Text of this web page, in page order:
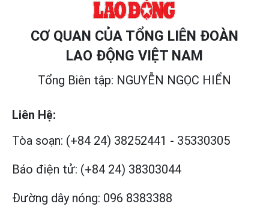
CƠ QUAN CỦA TỔNG LIÊN ĐOÀN
LAO ĐỘNG VIỆT NAM
Tổng Biên tập: NGUYỄN NGỌC HIỂN
Liên Hệ:
Tòa soạn: (+84 24) 38252441 - 35330305
Báo điện tử: (+84 24) 38303044
Đường dây nóng: 096 8383388